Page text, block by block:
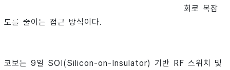
회로 복잡
도를 줄이는 접근 방식이다.
코보는 9일 SOI(Silicon-on-Insulator) 기반 RF 스위치 및